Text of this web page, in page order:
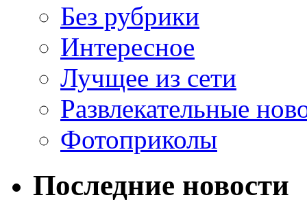
Без рубрики
Интересное
Лучщее из сети
Развлекательные
Фотоприколы
Последние новости